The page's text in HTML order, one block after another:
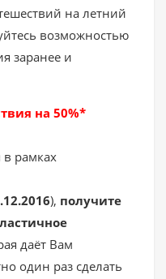
на летний
возможностью
заранее и
на 50%*
в рамках
), получите
даёт Вам
один раз сделать